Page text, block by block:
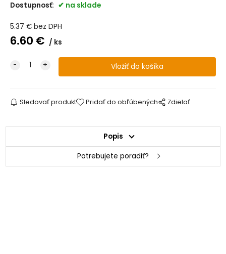
Dostupnosť: na sklade
5.37 € bez DPH
6.60 € ks
Sledovať produkt Pridať do obľúbených Zdielať
Popis
Potrebujete poradiť?